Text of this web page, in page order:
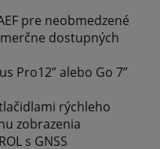
pre neobmedzené
dostupných
Pro12” alebo Go 7”
rýchleho
zobrazenia
s GNSS